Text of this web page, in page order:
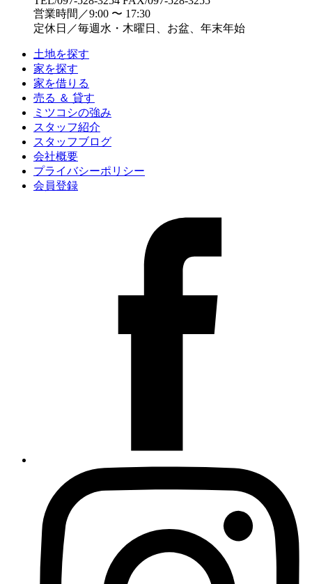
営業時間／9:00 〜 17:30
定休日／毎週水・木曜日、お盆、年末年始
土地を探す
家を探す
家を借りる
売る ＆ 貸す
ミツコシの強み
スタッフ紹介
スタッフブログ
会社概要
プライバシーポリシー
会員登録